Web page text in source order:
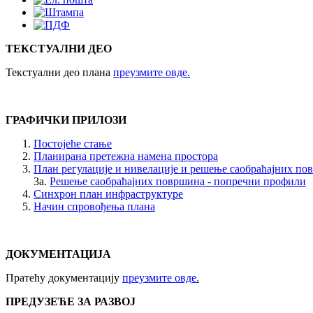
Бањица
Не зна се тачно када су људи, лечења ради, почели да се
периода, као и у...
ТЕКСТУАЛНИ ДЕО
Текстуални део плана преузмите овде.
ГРАФИЧКИ ПРИЛОЗИ
Постојеће стање
Планирана претежна намена простора
План регулације и нивелације и решење саобраћајних
3а. Решење саобраћајних површина - попречни профили
Синхрон план инфраструктуре
Начин спровођења плана
ДОКУМЕНТАЦИЈА
Пратећу документацију преузмите овде.
ПРЕДУЗЕЋЕ ЗА РАЗВОЈ